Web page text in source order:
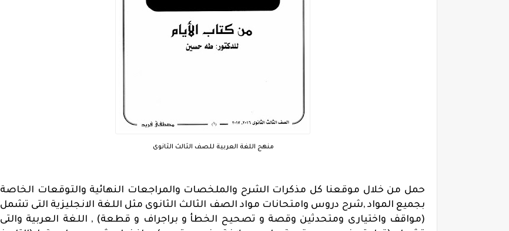
منهج اللغة العربية للصف الثالث الثانوى
حمل من خلال موقعنا كل مذكرات الشرح والملخصات والمراجعات النهائية والتوقعات الخاصة
بجميع المواد ,شرح دروس وامتحانات مواد الصف الثالث الثانوى مثل اللغة الانجليزية التى تشمل
(مواقف واختيارى ومتحدثين وقصة و تصحيح الخطأ و براجراف و قطعة) , اللغة العربية والتى